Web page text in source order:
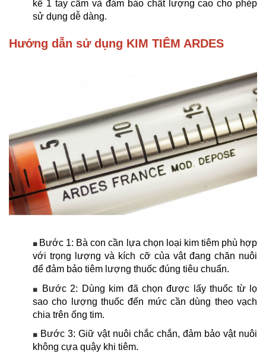
kế 1 tay cầm và đảm bảo chất lượng cao cho phép
sử dụng dễ dàng.
Hướng dẫn sử dụng KIM TIÊM ARDES
■ Bước 1: Bà con cần lựa chọn loại kim tiêm phù hợp
với trọng lượng và kích cỡ của vật đang chăn nuôi
để đảm bảo tiêm lượng thuốc đúng tiêu chuẩn.
■
Bước 2: Dùng kim đã chọn được lấy thuốc từ lọ
sao cho lượng thuốc đến mức cần dùng theo vạch
chia trên ống tim.
■ Bước 3: Giữ vật nuôi chắc chắn, đảm bảo vật nuôi
không cựa quậy khi tiêm.